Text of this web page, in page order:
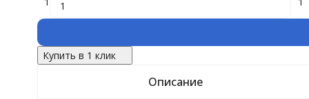
Купить в 1 клик
Описание